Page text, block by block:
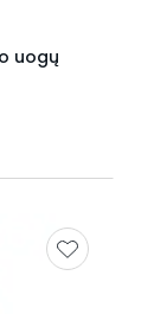
uogų